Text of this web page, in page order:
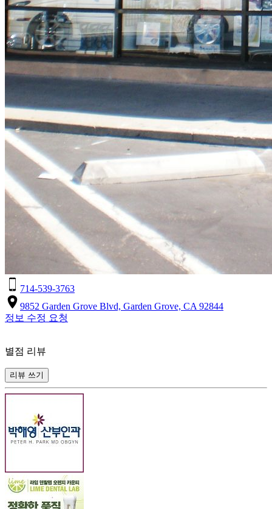
714-539-3763
9852 Garden Grove Blvd, Garden Grove, CA 92844
정보 수정 요청
별점 리뷰
리뷰 쓰기